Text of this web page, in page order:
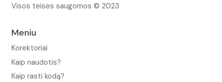
Visos teisės saugomos © 2023
Meniu
Korektoriai
Kaip naudotis?
Kaip rasti kodą?